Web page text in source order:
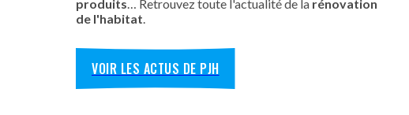
produits… Retrouvez toute l'actualité de la rénovation
de l'habitat.
VOIR LES ACTUS DE PJH